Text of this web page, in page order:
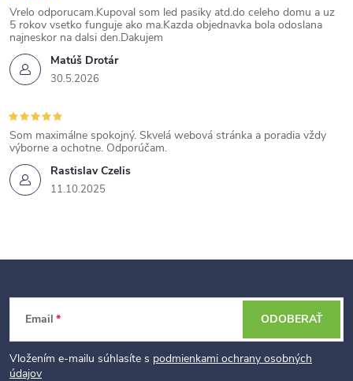
Matúš Drotár
30.5.2026
Vrelo odporucam.Kupoval som led pasiky atd.do celeho domu a uz
5 rokov vsetko funguje ako ma.Kazda objednavka bola odoslana
najneskor na dalsi den.Dakujem
Rastislav Czelis
11.10.2025
Som maximálne spokojný. Skvelá webová stránka a poradia vždy
výborne a ochotne. Odporúčam.
Email
Vložením e-mailu súhlasíte s podmienkami ochrany osobných
údajov
ODOBERAŤ